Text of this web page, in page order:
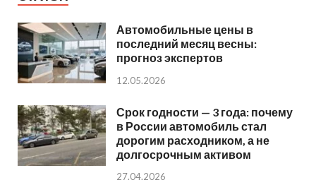
Автомобильные цены в
последний месяц весны:
прогноз экспертов
12.05.2026
Срок годности — 3 года: почему
в России автомобиль стал
дорогим расходником, а не
долгосрочным активом
27.04.2026